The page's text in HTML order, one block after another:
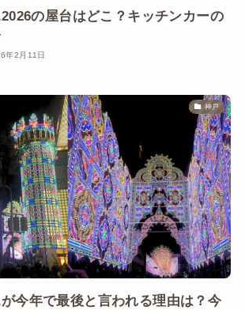
の屋台はどこ？キッチンカーの
年2月11日
神戸
今年で最後と言われる理由は？今